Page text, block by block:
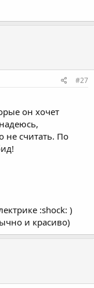
#27
он хочет
не считать. По
:shock: )
и красиво)